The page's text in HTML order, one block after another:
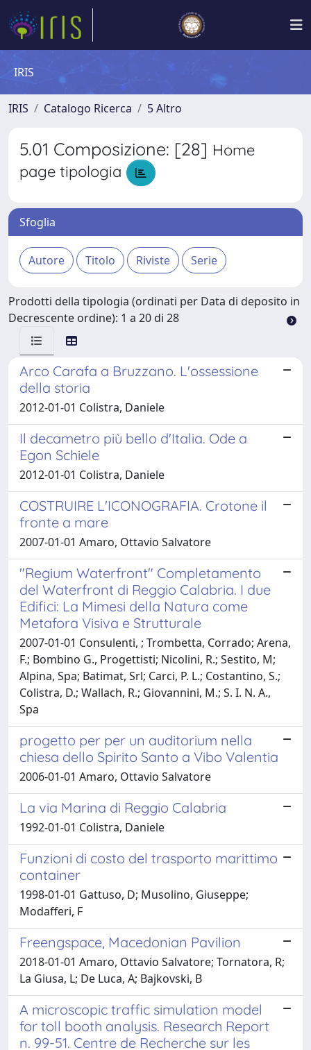
IRIS
IRIS Catalogo Ricerca 5 Altro
5.01 Composizione: [28] Home
page tipologia
Sfoglia
Prodotti della tipologia (ordinati per Data di deposito in
Decrescente ordine): 1 a 20 di 28
Arco Carafa a Bruzzano. L'ossessione
della storia
2012-01-01 Colistra, Daniele
Il decametro più bello d'Italia. Ode a
Egon Schiele
2012-01-01 Colistra, Daniele
COSTRUIRE L'ICONOGRAFIA. Crotone il
fronte a mare
2007-01-01 Amaro, Ottavio Salvatore
"Regium Waterfront" Completamento
del Waterfront di Reggio Calabria. I due
Edifici: La Mimesi della Natura come
Metafora Visiva e Strutturale
2007-01-01 Consulenti, ; Trombetta, Corrado; Arena,
F.; Bombino G., Progettisti; Nicolini, R.; Sestito, M;
Alpina, Spa; Batimat, Srl; Carci, P. L.; Costantino, S.;
Colistra, D.; Wallach, R.; Giovannini, M.; S. I. N. A.,
Spa
progetto per per un auditorium nella
chiesa dello Spirito Santo a Vibo Valentia
2006-01-01 Amaro, Ottavio Salvatore
La via Marina di Reggio Calabria
1992-01-01 Colistra, Daniele
Funzioni di costo del trasporto marittimo
container
1998-01-01 Gattuso, D; Musolino, Giuseppe;
Modafferi, F
Freengspace, Macedonian Pavilion
2018-01-01 Amaro, Ottavio Salvatore; Tornatora, R;
La Giusa, L; De Luca, A; Bajkovski, B
A microscopic traffic simulation model
for toll booth analysis. Research Report
n. 99-51. Centre de Recherche sur les